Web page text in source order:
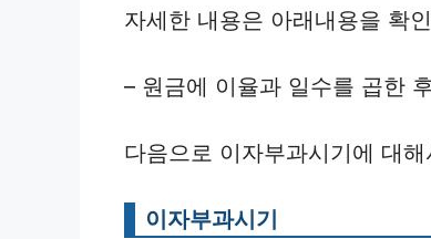
자세한 내용은 아래내용을 확
– 원금에 이율과 일수를 곱한
다음으로 이자부과시기에 대
이자부과시기